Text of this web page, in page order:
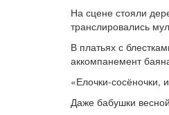
На сцене стояли
транслировались
В платьях с
аккомпанемент
«Елочки-сосёночки,
Даже бабушки